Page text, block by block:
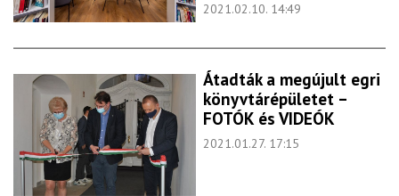
2021.02.10. 14:49
Átadták a megújult egri
könyvtárépületet –
FOTÓK és VIDEÓK
2021.01.27. 17:15